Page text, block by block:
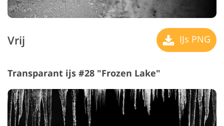
Vrij IJs PNG
Transparant ijs #28 "Frozen Lake"